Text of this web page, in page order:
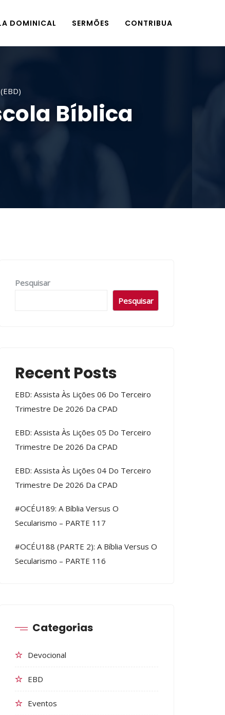
DOMINICAL SERMÕES CONTRIBUA
Bíblica
Pesquisar
Pesquisar
Recent Posts
EBD: Assista Às Lições 06 Do Terceiro
Trimestre De 2026 Da CPAD
EBD: Assista Às Lições 05 Do Terceiro
Trimestre De 2026 Da CPAD
EBD: Assista Às Lições 04 Do Terceiro
Trimestre De 2026 Da CPAD
#OCÉU189: A Bíblia Versus O
Secularismo – PARTE 117
#OCÉU188 (PARTE 2): A Bíblia Versus O
Secularismo – PARTE 116
Categorias
Devocional
EBD
Eventos